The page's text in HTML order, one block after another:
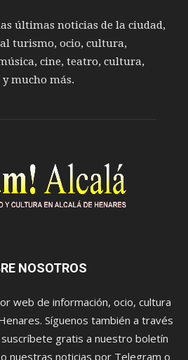
últimas noticias de la ciudad,
turismo, ocio, cultura,
cine, teatro, cultura,
mucho más.
NOSOTROS
web de información, ocio, cultura
Síguenos también a través
gratis a nuestro boletín
nuestras noticias por Telegram o